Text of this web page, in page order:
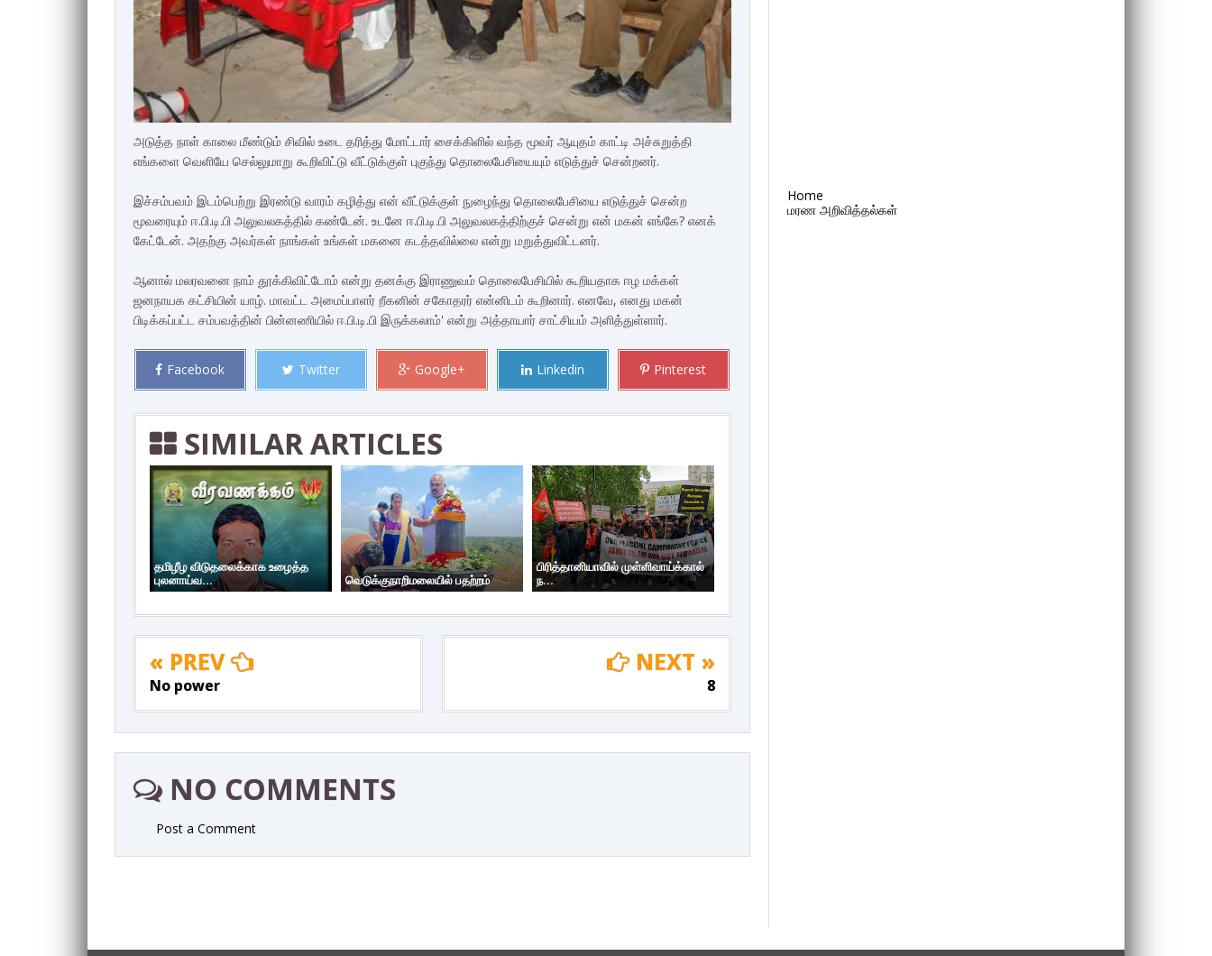
அடுத்த நாள் காலை மீண்டும் சிவில் உடை தரித்து மோட்டார் சைக்கிளில் வந்த மூவர் ஆயுதம் காட்டி அச்சுறுத்தி
எங்களை வெளியே செல்லுமாறு கூறிவிட்டு வீட்டுக்குள் புகுந்து தொலைபேசியையும் எடுத்துச் சென்றனர்.
இச்சம்பவம் இடம்பெற்று இரண்டு வாரம் கழித்து என் வீட்டுக்குள் நுழைந்து தொலைபேசியை எடுத்துச் சென்ற
மூவரையும் ஈ.பி.டி.பி அலுவலகத்தில் கண்டேன். உடனே ஈ.பி.டி.பி அலுவலகத்திற்குச் சென்று என் மகன் எங்கே? எனக்
கேட்டேன். அதற்கு அவர்கள் நாங்கள் உங்கள் மகனை கடத்தவில்லை என்று மறுத்துவிட்டனர்.
ஆனால் மலரவனை நாம் தூக்கிவிட்டோம் என்று தனக்கு இராணுவம் தொலைபேசியில் கூறியதாக ஈழ மக்கள்
ஜனநாயக கட்சியின் யாழ். மாவட்ட அமைப்பாளர் றீகனின் சகோதரர் என்னிடம் கூறினார். எனவே, எனது மகன்
பிடிக்கப்பட்ட சம்பவத்தின் பின்னணியில் ஈ.பி.டி.பி இருக்கலாம்' என்று அத்தாயார் சாட்சியம் அளித்துள்ளார்.
Facebook Twitter Google+ Linkedin Pinterest
SIMILAR ARTICLES
தமிழீழ விடுதலைக்காக உழைத்த
புலனாய்வ...
வெடுக்குநாறிமலையில் பதற்றம்
பிரித்தானியாவில் முள்ளிவாய்க்கால்
ந...
« PREV
No power
NEXT »
8
NO COMMENTS
Post a Comment
Home
மரண அறிவித்தல்கள்